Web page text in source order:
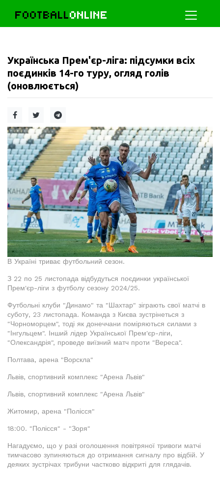
FOOTBALLONLINE
Українська Прем'єр-ліга: підсумки всіх
поєдинків 14-го туру, огляд голів
(оновлюється)
В Україні триває футбольний сезон.
З 22 по 25 листопада відбудуться поєдинки української
Прем'єр-ліги з футболу сезону 2024/25.
Футбольні клуби "Динамо" та "Шахтар" зіграють свої матчі в
суботу, 23 листопада. Команда з Києва зустрінеться з
"Чорноморцем", тоді як донеччани поміряються силами з
"Інгульцем". Інший лідер Української Прем'єр-ліги,
"Олександрія", проведе виїзний матч проти "Вереса".
Полтава, арена "Ворскла"
Львів, спортивний комплекс "Арена Львів"
Львів, спортивний комплекс "Арена Львів"
Житомир, арена "Полісся"
18:00. "Полісся" - "Зоря"
Нагадуємо, що у разі оголошення повітряної тривоги матчі
тимчасово зупиняються до отримання сигналу про відбій. У
деяких зустрічах трибуни частково відкриті для глядачів.